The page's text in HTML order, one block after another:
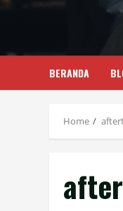
BERANDA
Home